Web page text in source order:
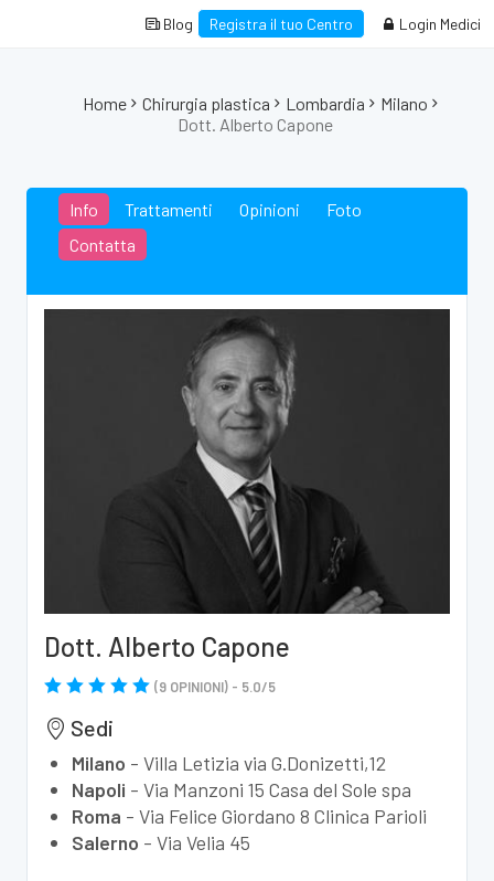
Blog Registra il tuo Centro Login Medici
Home Chirurgia plastica Lombardia
Milano
Dott. Alberto Capone
Info Trattamenti Opinioni
Foto
Contatta
Dott. Alberto Capone
(9 OPINIONI) - 5.0/5
Sedi
Milano - Villa Letizia via G.Donizetti,12
Napoli - Via Manzoni 15 Casa del Sole spa
Roma - Via Felice Giordano 8 Clinica Parioli
Salerno - Via Velia 45